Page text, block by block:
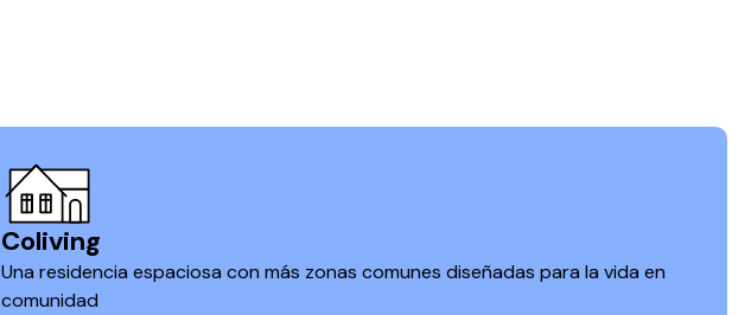
Coliving
Una residencia espaciosa con más zonas comunes diseñadas para la vida en
comunidad